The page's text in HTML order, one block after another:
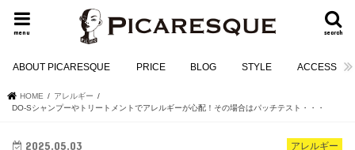
search
menu
ABOUT PICARESQUE PRICE BLOG STYLE ACCESS
HOME
アレルギー
DO-Sシャンプーやトリートメントでアレルギーが心配！その場合はパッチテスト・・・
アレルギー
2025.05.03